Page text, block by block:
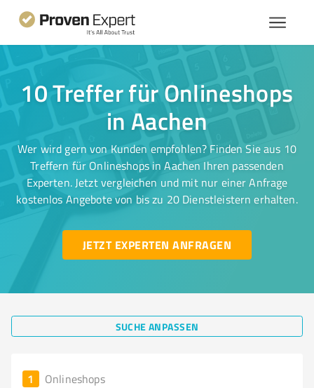
10 Treffer für Onlineshops
in Aachen
Wer wird gern von Kunden empfohlen? Finden Sie aus 10
Treffern für Onlineshops in Aachen Ihren passenden
Experten. Jetzt vergleichen und mit nur einer Anfrage
kostenlos Angebote von bis zu 20 Dienstleistern erhalten.
JETZT EXPERTEN ANFRAGEN
SUCHE ANPASSEN
1 Onlineshops